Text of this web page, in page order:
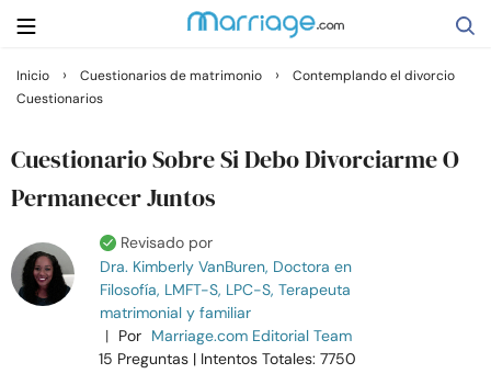
Buscar
Casarse
Relaciones
Inicio › Cuestionarios de matrimonio › Contemplando el divorcio
Cuestionarios
Cuestionario Sobre Si Debo Divorciarme O
Permanecer Juntos
Revisado por
Dra. Kimberly VanBuren, Doctora en
Filosofía, LMFT-S, LPC-S, Terapeuta
matrimonial y familiar
| Por Marriage.com Editorial Team
15 Preguntas | Intentos Totales: 7750